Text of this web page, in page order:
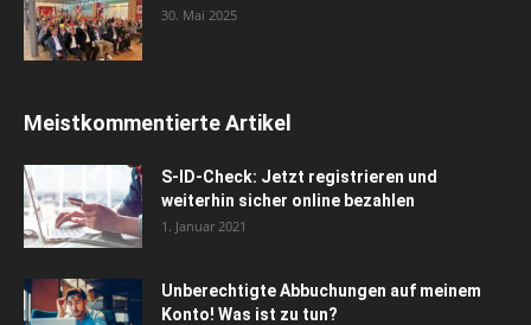
30. Mai 2025
Meistkommentierte Artikel
S-ID-Check: Jetzt registrieren und
weiterhin sicher online bezahlen
1. Januar 2021
Unberechtigte Abbuchungen auf meinem
Konto! Was ist zu tun?